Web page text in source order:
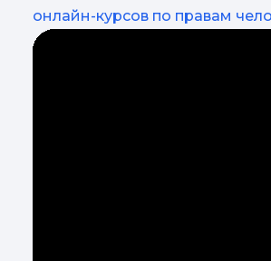
онлайн-курсов по правам